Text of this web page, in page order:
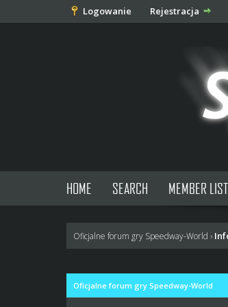
Logowanie Rejestracja
HOME SEARCH MEMBER LIST
Oficjalne forum gry Speedway-World ›
Oficjalne forum gry Speedway-World